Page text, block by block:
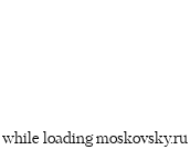
while loadingmoskovsky.ru